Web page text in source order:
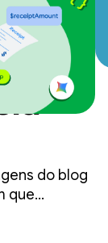
do blog
que